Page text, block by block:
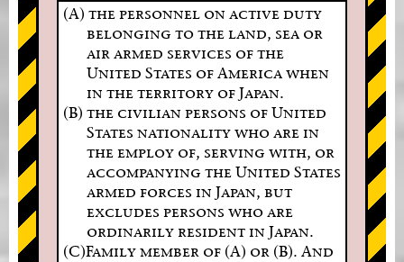
(A) the personnel on active duty
belonging to the land, sea or
air armed services of the
United States of America when
in the territory of Japan.
(B) the civilian persons of United
States nationality who are in
the employ of, serving with, or
accompanying the United States
armed forces in Japan, but
excludes persons who are
ordinarily resident in Japan.
(C)Family member of (A) or (B). And